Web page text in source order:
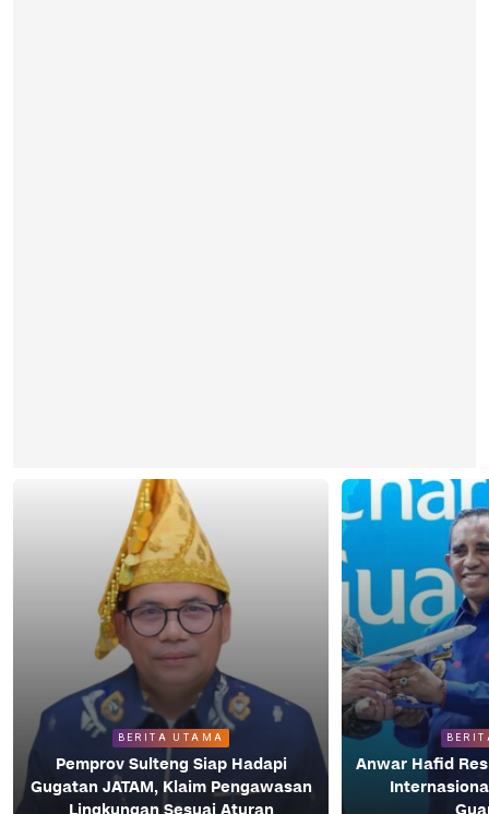
BERITA UTAMA
Pemprov Sulteng Siap Hadapi
Gugatan JATAM, Klaim Pengawasan
Anwar Hafid